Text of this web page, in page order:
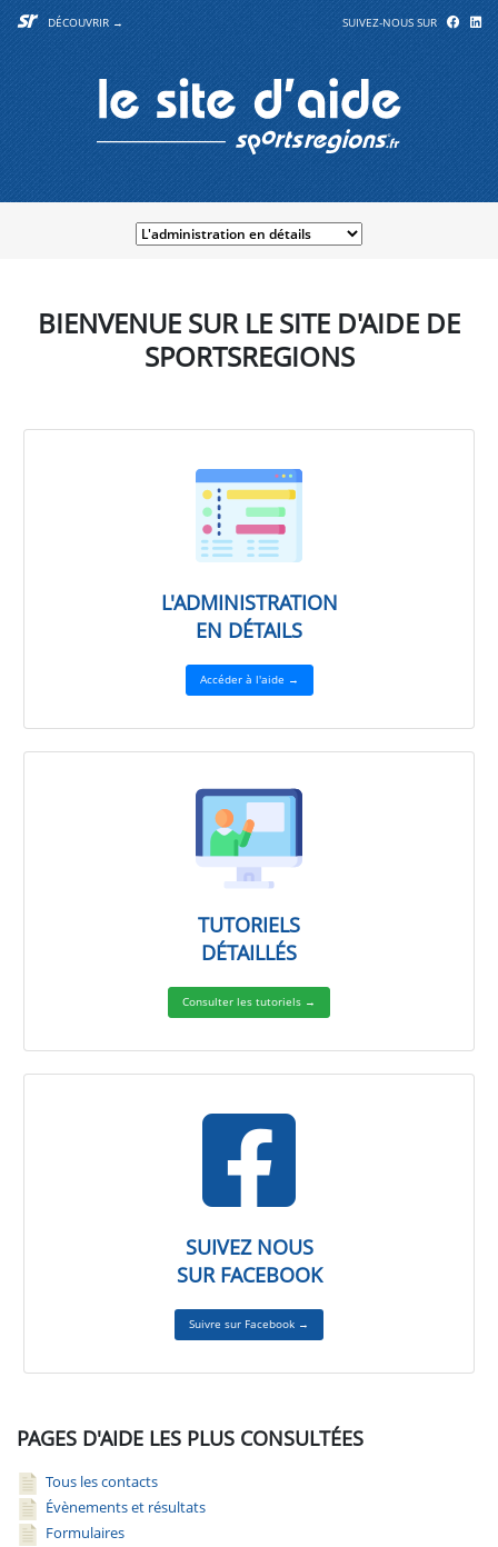
DÉCOUVRIR → SUIVEZ-NOUS SUR
BIENVENUE SUR LE SITE D'AIDE DE
SPORTSREGIONS
L'ADMINISTRATION
EN DÉTAILS
Accéder à l'aide →
TUTORIELS
DÉTAILLÉS
Consulter les tutoriels →
SUIVEZ NOUS
SUR FACEBOOK
Suivre sur Facebook →
PAGES D'AIDE LES PLUS CONSULTÉES
Tous les contacts
Évènements et résultats
Formulaires